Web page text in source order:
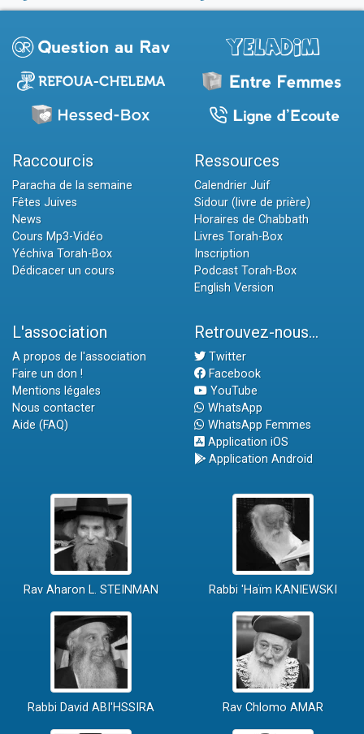
Raccourcis
Paracha de la semaine
Fêtes Juives
News
Cours Mp3-Vidéo
Yéchiva Torah-Box
Dédicacer un cours
Ressources
Calendrier Juif
Sidour (livre de prière)
Horaires de Chabbath
Livres Torah-Box
Inscription
Podcast Torah-Box
English Version
L'association
A propos de l'association
Faire un don !
Mentions légales
Nous contacter
Aide (FAQ)
Retrouvez-nous...
Twitter
Facebook
YouTube
WhatsApp
WhatsApp Femmes
Application iOS
Application Android
Rav Aharon L. STEINMAN Rabbi 'Haïm KANIEWSKI
Rabbi David ABI'HSSIRA Rav Chlomo AMAR